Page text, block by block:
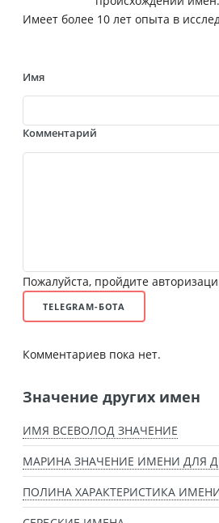
Имеет более 10 лет опыта в
Имя
Комментарий
Пожалуйста, пройдите
TELEGRAM-БОТА
Комментариев пока нет.
Значение других имен
ИМЯ ВСЕВОЛОД ЗНАЧЕНИЕ
МАРИНА ЗНАЧЕНИЕ ИМЕНИ ДЛЯ
ПОЛИНА ХАРАКТЕРИСТИКА